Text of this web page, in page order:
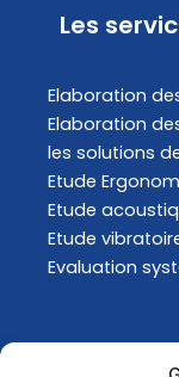
Les
Elaboration
Elaboration
les solutions
Etude
Etude
Etude
Evaluation